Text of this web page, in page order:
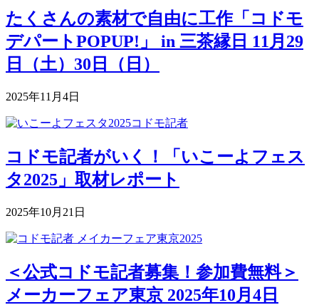
たくさんの素材で自由に工作「コドモ
デパートPOPUP!」 in 三茶縁日 11月29
日（土）30日（日）
2025年11月4日
コドモ記者がいく！「いこーよフェス
タ2025」取材レポート
2025年10月21日
＜公式コドモ記者募集！参加費無料＞
メーカーフェア東京 2025年10月4日